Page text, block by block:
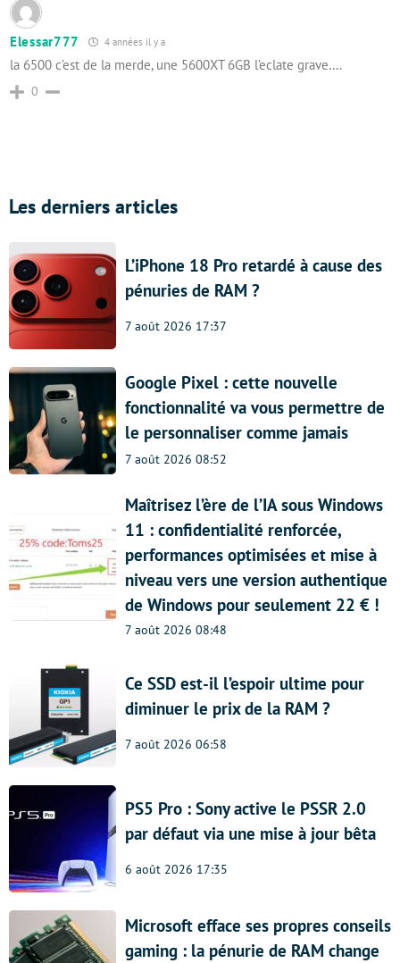
Elessar777 4 années il y a
la 6500 c’est de la merde, une 5600XT 6GB l’eclate grave….
0
Les derniers articles
L’iPhone 18 Pro retardé à cause des
pénuries de RAM ?
7 août 2026 17:37
Google Pixel : cette nouvelle
fonctionnalité va vous permettre de
le personnaliser comme jamais
7 août 2026 08:52
Maîtrisez l’ère de l’IA sous Windows
11 : confidentialité renforcée,
performances optimisées et mise à
niveau vers une version authentique
de Windows pour seulement 22 € !
7 août 2026 08:48
Ce SSD est-il l’espoir ultime pour
diminuer le prix de la RAM ?
7 août 2026 06:58
PS5 Pro : Sony active le PSSR 2.0
par défaut via une mise à jour bêta
6 août 2026 17:35
Microsoft efface ses propres conseils
gaming : la pénurie de RAM change